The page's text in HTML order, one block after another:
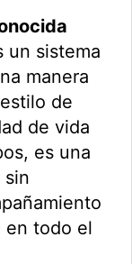
un sistema
manera
de
de vida
es una
sin
en todo el